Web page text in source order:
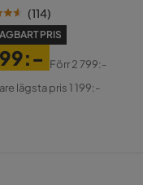
(114)
PRIS
Förr2 799:-
lägsta pris 1 199:-